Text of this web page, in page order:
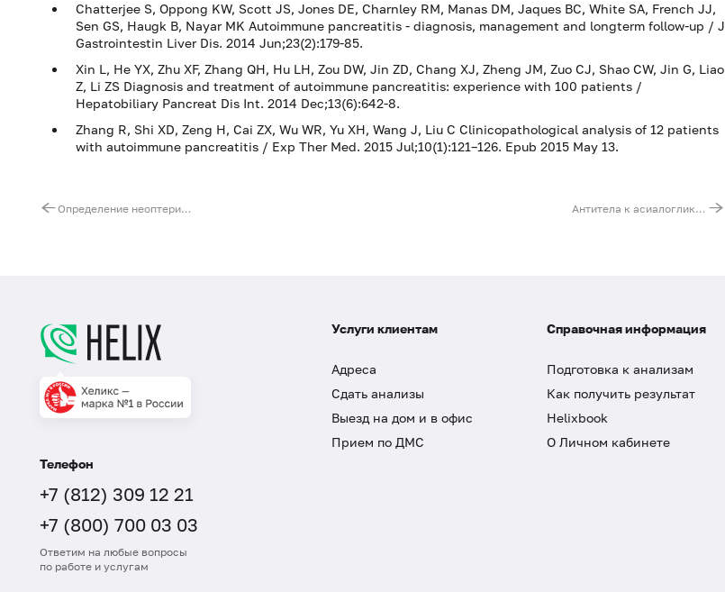
Chatterjee S, Oppong KW, Scott JS, Jones DE, Charnley RM, Manas DM, Jaques BC, White SA, French JJ,
Sen GS, Haugk B, Nayar MK Autoimmune pancreatitis - diagnosis, management and longterm follow-up / J
Gastrointestin Liver Dis. 2014 Jun;23(2):179-85.
Xin L, He YX, Zhu XF, Zhang QH, Hu LH, Zou DW, Jin ZD, Chang XJ, Zheng JM, Zuo CJ, Shao CW, Jin G, Liao
Z, Li ZS Diagnosis and treatment of autoimmune pancreatitis: experience with 100 patients /
Hepatobiliary Pancreat Dis Int. 2014 Dec;13(6):642-8.
Zhang R, Shi XD, Zeng H, Cai ZX, Wu WR, Yu XH, Wang J, Liu C Clinicopathological analysis of 12 patients
with autoimmune pancreatitis / Exp Ther Med. 2015 Jul;10(1):121–126. Epub 2015 May 13.
Определение неоптерина в сыворотке крови (диагностика туберкулёза и вирусных инфекций) Антитела к асиалогликопротеиновому рецептору (ASGPR), IgG
Телефон
+7 (812) 309 12 21
+7 (800) 700 03 03
Ответим на любые вопросы
по работе и услугам
Услуги клиентам
Адреса
Сдать анализы
Выезд на дом и в офис
Прием по ДМС
Справочная информация
Подготовка к анализам
Как получить результат
Helixbook
О Личном кабинете